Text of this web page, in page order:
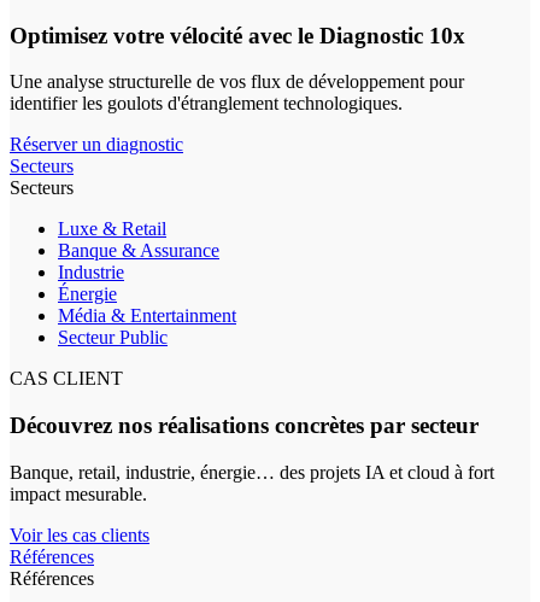
Optimisez votre vélocité avec le Diagnostic 10x
Une analyse structurelle de vos flux de développement pour
identifier les goulots d'étranglement technologiques.
Réserver un diagnostic
Secteurs
Secteurs
Luxe & Retail
Banque & Assurance
Industrie
Énergie
Média & Entertainment
Secteur Public
CAS CLIENT
Découvrez nos réalisations concrètes par secteur
Banque, retail, industrie, énergie… des projets IA et cloud à fort
impact mesurable.
Voir les cas clients
Références
Références